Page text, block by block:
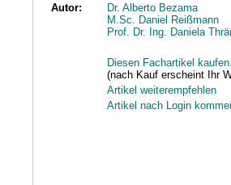
Autor:
Dr. Alberto Bezama
M.Sc. Daniel Reißmann
Prof. Dr. Ing. Daniela
Diesen Fachartikel
(nach Kauf erscheint Ihr
Artikel weiterempfehlen
Artikel nach Login